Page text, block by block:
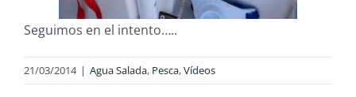
Seguimos en el intento…..
21/03/2014 | Agua Salada, Pesca,Vídeos